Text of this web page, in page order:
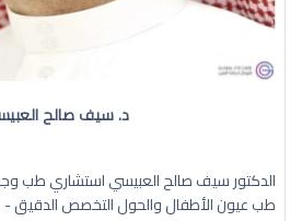
د. سيف صالح
الدكتور سيف صالح العبيسي استشاري طب
طب عيون الأطفال والحول التخصص الدقيق -